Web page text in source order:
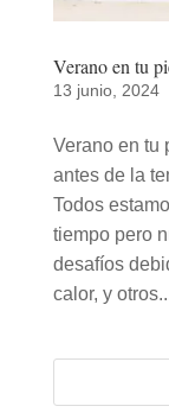
Verano en tu
13 junio, 2024
Verano en tu
antes de la
Todos
tiempo pero
desafíos
calor, y